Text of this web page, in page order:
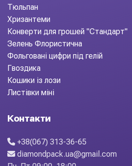
Тюльпан
Хризантеми
Конверти для грошей "Стандарт"
Зелень Флористична
Фольговані цифри під гелій
Гвоздика
Кошики із лози
Листівки міні
Контакти
+38(067) 313-36-65
diamondpack.ua@gmail.com